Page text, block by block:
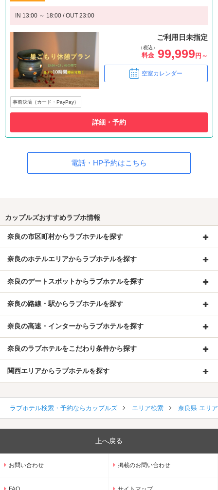
IN 13:00 ～ 18:00 / OUT 23:00
ご利用日未指定
（税込）
料金 99,999 円～
空室カレンダー
事前決済（カード・PayPay）
詳細・予約
電話・HP予約はこちら
カップルズおすすめラブホ情報
奈良の市区町村からラブホテルを探す
奈良のホテルエリアからラブホテルを探す
奈良のデートスポットからラブホテルを探す
奈良の路線・駅からラブホテルを探す
奈良の高速・インターからラブホテルを探す
奈良のラブホテルをこだわり条件から探す
関西エリアからラブホテルを探す
ラブホテル検索・予約ならカップルズ エリア検索 奈良県 エリ
上へ戻る
お問い合わせ 掲載のお問い合わせ